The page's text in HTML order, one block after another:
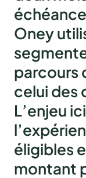
Oney
parcours
celui des
L’enjeu
éligibles
montant